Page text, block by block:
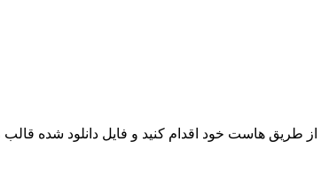
از طریق هاست خود اقدام کنید و فایل دانلود شده